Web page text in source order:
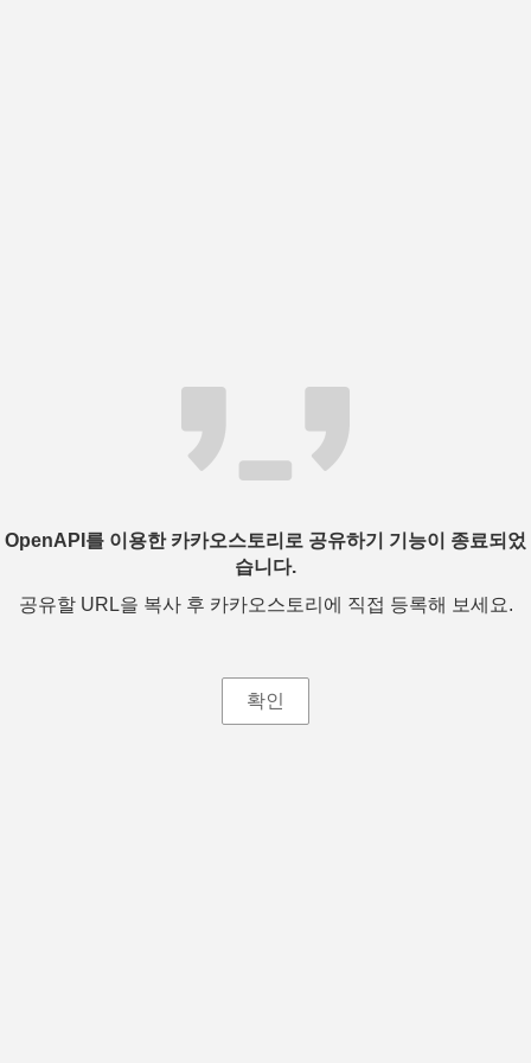
OpenAPI를 이용한 카카오스토리로 공유하기 기능이 종료되었
습니다.
공유할 URL을 복사 후 카카오스토리에 직접 등록해 보세요.
확인